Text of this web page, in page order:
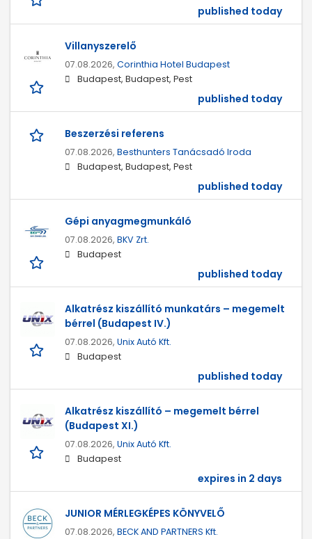
published today
Villanyszerelő
07.08.2026, Corinthia Hotel Budapest
Budapest, Budapest, Pest
published today
Beszerzési referens
07.08.2026, Besthunters Tanácsadó Iroda
Budapest, Budapest, Pest
published today
Gépi anyagmegmunkáló
07.08.2026, BKV Zrt.
Budapest
published today
Alkatrész kiszállító munkatárs – megemelt
bérrel (Budapest IV.)
07.08.2026, Unix Autó Kft.
Budapest
published today
Alkatrész kiszállító – megemelt bérrel
(Budapest XI.)
07.08.2026, Unix Autó Kft.
Budapest
expires in 2 days
JUNIOR MÉRLEGKÉPES KÖNYVELŐ
07.08.2026, BECK AND PARTNERS Kft.